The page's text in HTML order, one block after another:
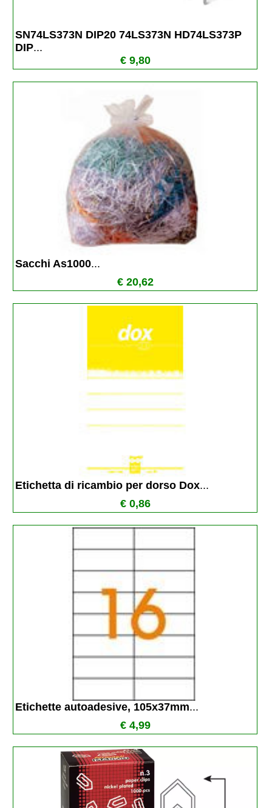
SN74LS373N DIP20 74LS373N HD74LS373P
DIP...
€ 9,80
Sacchi As1000...
€ 20,62
Etichetta di ricambio per dorso Dox...
€ 0,86
Etichette autoadesive, 105x37mm...
€ 4,99